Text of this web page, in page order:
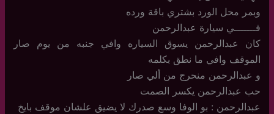
وبمر محل الورد بشتري باقة ورده
فـــــــي سيارة عبدالرحمن
كان عبدالرحمن يسوق السياره وافي جنبه من يوم صار
الموقف وافي ما نطق بكلمه
و عبدالرحمن منحرج من ألي صار
حب عبدالرحمن يكسر الصمت
عبدالرحمن : بو الوفا وسع صدرك لا يضيق علشان موقف بايخ